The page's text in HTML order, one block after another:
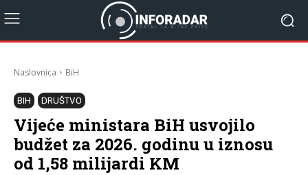
Naslovnica BiH
BIH DRUŠTVO
Vijeće ministara BiH usvojilo
budžet za 2026. godinu u iznosu
od 1,58 milijardi KM